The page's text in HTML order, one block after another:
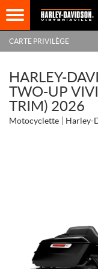
CARTE PRIVILÈGE
HARLEY-
TWO-UP
TRIM) 2026
Motocyclette Harley-